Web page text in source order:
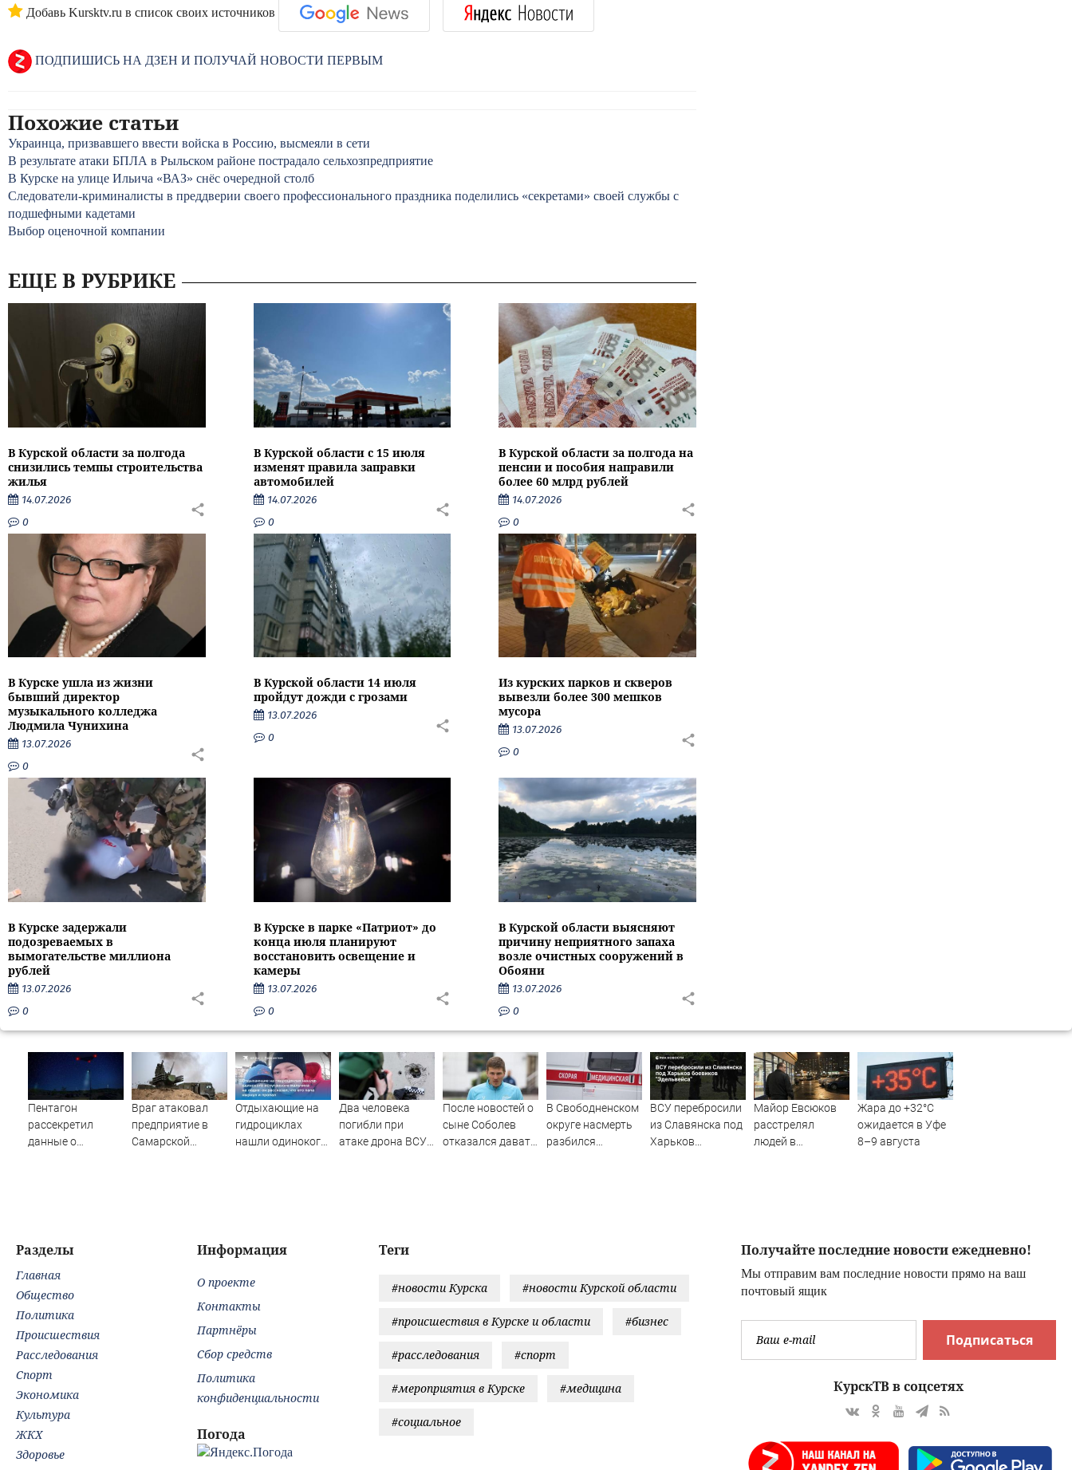
Добавь Kursktv.ru в список своих источников
ПОДПИШИСЬ НА ДЗЕН И ПОЛУЧАЙ НОВОСТИ ПЕРВЫМ
Похожие статьи
Украинца, призвавшего ввести войска в Россию, высмеяли в сети
В результате атаки БПЛА в Рыльском районе пострадало сельхозпредприятие
В Курске на улице Ильича «ВАЗ» снёс очередной столб
Следователи-криминалисты в преддверии своего профессионального праздника поделились «секретами» своей службы с
подшефными кадетами
Выбор оценочной компании
ЕЩЕ В РУБРИКЕ
В Курской области за полгода
снизились темпы строительства
жилья
14.07.2026
0
В Курской области с 15 июля
изменят правила заправки
автомобилей
14.07.2026
0
В Курской области за полгода на
пенсии и пособия направили
более 60 млрд рублей
14.07.2026
0
В Курске ушла из жизни
бывший директор
музыкального колледжа
Людмила Чунихина
13.07.2026
0
В Курской области 14 июля
пройдут дожди с грозами
13.07.2026
0
Из курских парков и скверов
вывезли более 300 мешков
мусора
13.07.2026
0
В Курске задержали
подозреваемых в
вымогательстве миллиона
рублей
13.07.2026
0
В Курске в парке «Патриот» до
конца июля планируют
восстановить освещение и
камеры
13.07.2026
0
В Курской области выясняют
причину неприятного запаха
возле очистных сооружений в
Обояни
13.07.2026
0
Пентагон
рассекретил
данные о
Враг атаковал
предприятие в
Самарской
Отдыхающие на
гидроциклах
нашли одинокого
Два человека
погибли при
атаке дрона ВСУ
После новостей о
сыне Соболев
отказался давать
В Свободненском
округе насмерть
разбился
ВСУ перебросили
из Славянска под
Харьков
Майор Евсюков
расстрелял
людей в
Жара до +32°C
ожидается в Уфе
8–9 августа
Получайте последние новости ежедневно!
Мы отправим вам последние новости прямо на ваш
почтовый ящик
Подписаться
КурскТВ в соцсетях
Теги
#новости Курска #новости Курской области
#происшествия в Курске и области #бизнес
#расследования #спорт
#мероприятия в Курске #медицина
#социальное
Разделы
Главная
Общество
Политика
Происшествия
Расследования
Спорт
Экономика
Культура
ЖКХ
Здоровье
Информация
О проекте
Контакты
Партнёры
Сбор средств
Политика
конфиденциальности
Погода